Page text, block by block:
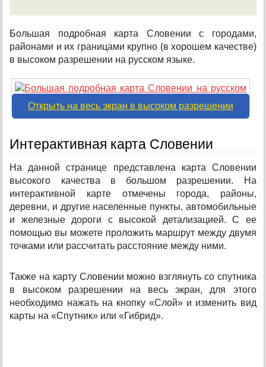
Большая подробная карта Словении с городами,
районами и их границами крупно (в хорошем качестве)
в высоком разрешении на русском языке.
Открыть на весь экран в высоком разрешении
Интерактивная карта Словении
На данной странице представлена карта Словении
высокого качества в большом разрешении. На
интерактивной карте отмечены города, районы,
деревни, и другие населенные пункты, автомобильные
и железные дороги с высокой детализацией. С ее
помощью вы можете проложить маршрут между двумя
точками или рассчитать расстояние между ними.
Также на карту Словении можно взглянуть со спутника
в высоком разрешении на весь экран, для этого
необходимо нажать на кнопку «Слой» и изменить вид
карты на «Спутник» или «Гибрид».